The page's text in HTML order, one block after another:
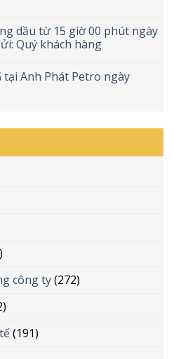
dầu từ 15 giờ 00 phút ngày
Quý khách hàng
tại Anh Phát Petro ngày
công ty(272)
(191)